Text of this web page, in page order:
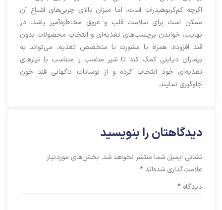
اگرچه کم‌کربوهیدرات است، اما میزان بالای چربی‌های اشباع آن
ممکن است برای سلامت قلب و عروق مخاطره‌آمیز باشد. در
نهایت، خواندن برچسب‌های تغذیه‌ای و انتخاب محصولات بدون
قند افزوده، همراه با مشورت با متخصص تغذیه، می‌تواند به
بیماران دیابتی کمک کند تا شیر مناسب را متناسب با نیازهای
تغذیه‌ای خود انتخاب کرده و از نوسانات ناگهانی قند خون
جلوگیری نمایند.
دیدگاهتان را بنویسید
نشانی ایمیل شما منتشر نخواهد شد. بخش‌های موردنیاز
علامت‌گذاری شده‌اند*
دیدگاه *